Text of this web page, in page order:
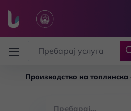
Производство на топлинска